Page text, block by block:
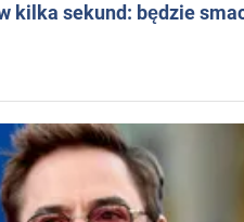
kilka sekund: będzie